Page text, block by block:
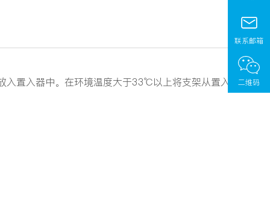
置入器中。在环境温度大于33℃以上将支架从置入
联系邮箱
二维码